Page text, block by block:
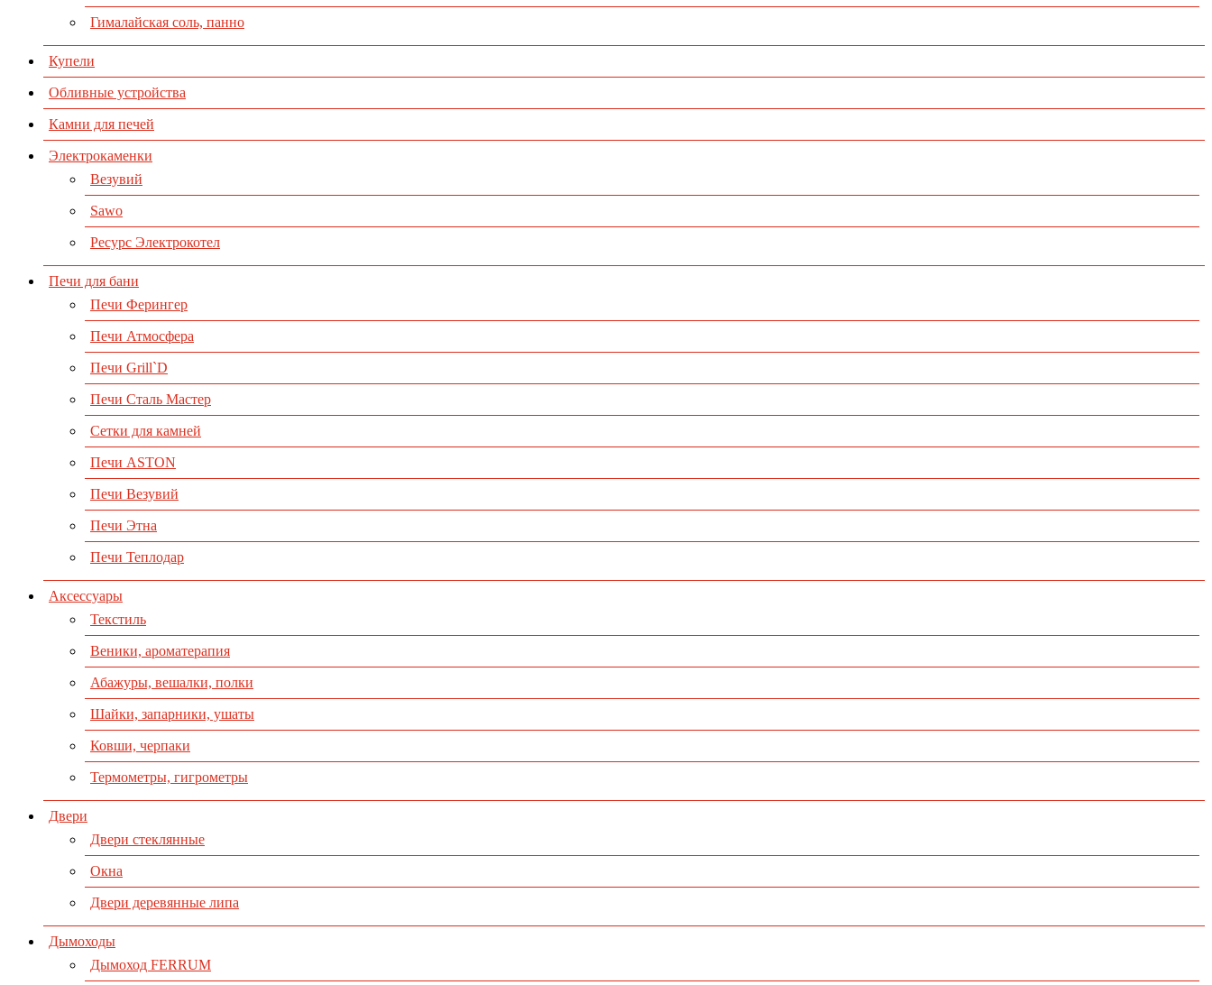
Гималайская соль, панно
Купели
Обливные устройства
Камни для печей
Электрокаменки
Везувий
Sawo
Ресурс Электрокотел
Печи для бани
Печи Ферингер
Печи Атмосфера
Печи Grill`D
Печи Сталь Мастер
Сетки для камней
Печи ASTON
Печи Везувий
Печи Этна
Печи Теплодар
Аксессуары
Текстиль
Веники, ароматерапия
Абажуры, вешалки, полки
Шайки, запарники, ушаты
Ковши, черпаки
Термометры, гигрометры
Двери
Двери стеклянные
Окна
Двери деревянные липа
Дымоходы
Дымоход FERRUM